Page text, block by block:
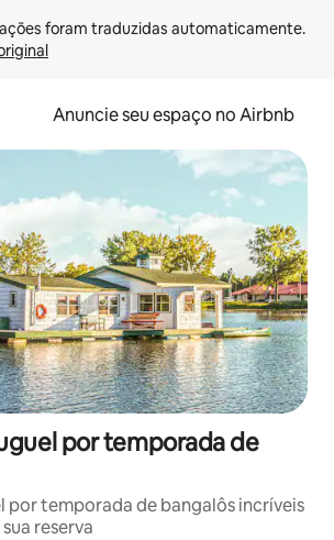
Anuncie seu espaço no Airbnb
por temporada de
por temporada de bangalôs incríveis
reserva